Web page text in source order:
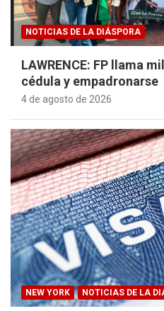
NOTICIAS DE LA DIÁSPORA
LAWRENCE: FP llama
cédula y empadronarse
4 de agosto de 2026
NEW YORK NOTICIAS DE LA